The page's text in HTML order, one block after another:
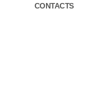
CONTACTS